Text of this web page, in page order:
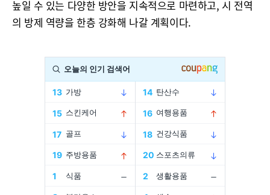
높일 수 있는 다양한 방안을 지속적으로 마련하고, 시 전역
의 방제 역량을 한층 강화해 나갈 계획이다.